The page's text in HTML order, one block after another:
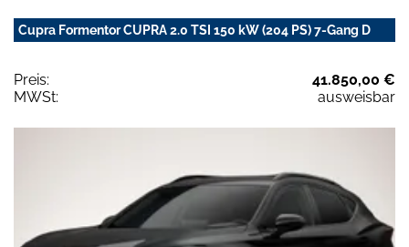
Cupra Formentor CUPRA 2.0 TSI 150 kW (204 PS) 7-Gang D
Preis:
41.850,00 €
MWSt:
ausweisbar